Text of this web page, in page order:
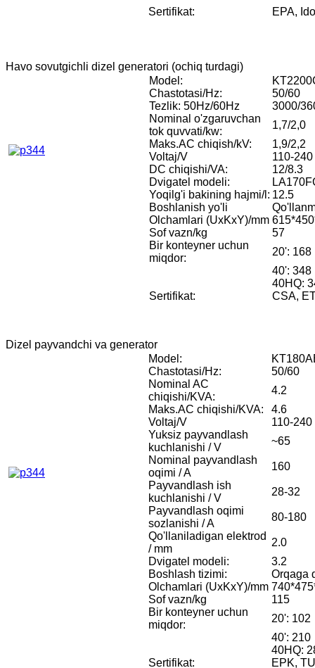
Sertifikat:
EPA,
Havo sovutgichli dizel generatori (ochiq turdagi)
Model:
Chastotasi/Hz:
50/60
Tezlik: 50Hz/60Hz
3000/
Nominal o'zgaruvchan
tok quvvati/kw:
1,7/2,0
Maks.AC chiqish/kV:
1,9/2,2
Voltaj/V
110-240
DC chiqishi/VA:
12/8.3
Dvigatel modeli:
Yoqilg'i bakining hajmi/l: 12.5
Boshlanish yo'li
Olchamlari (UxKxY)/mm
Sof vazn/kg
57
Bir konteyner uchun
miqdor:
20': 168
40': 348
40HQ:
Sertifikat:
CSA,
Dizel payvandchi va generator
Model:
Chastotasi/Hz:
50/60
Nominal AC
chiqishi/KVA:
4.2
Maks.AC chiqishi/KVA:
4.6
Voltaj/V
110-240
Yuksiz payvandlash
kuchlanishi / V
~65
Nominal payvandlash
oqimi / A
160
Payvandlash ish
kuchlanishi / V
28-32
Payvandlash oqimi
sozlanishi / A
80-180
Qo'llaniladigan elektrod
/ mm
2.0
Dvigatel modeli:
3.2
Boshlash tizimi:
Orqaga
Olchamlari (UxKxY)/mm
Sof vazn/kg
115
Bir konteyner uchun
miqdor:
20': 102
40': 210
40HQ:
Sertifikat:
EPK,